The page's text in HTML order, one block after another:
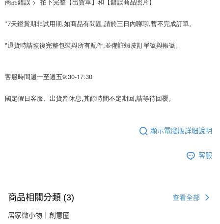
*7天鑑賞期非試用期,如商品有問題,請於三日內聊聊,暫不完成訂單。
*退貨時請恢復完整包裝與所有配件,並備註蝦皮訂單號與帳號。
客服時間週一至週五9:30-17:30
國定假日客服、出貨皆休息,其餘時間不定期回,請等待回覆。
顯示電腦版詳細說明
客服
商品相關分類 (3) 查看全部
居家微小物｜創意圈